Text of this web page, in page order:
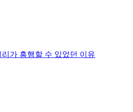
가 흥행할 수 있었던 이유